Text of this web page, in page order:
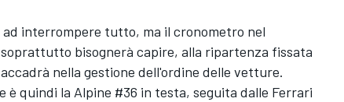
ad interrompere tutto, ma il cronometro nel
bisognerà capire, alla ripartenza fissata
nella gestione dell'ordine delle vetture.
è quindi la Alpine #36 in testa, seguita dalle Ferrari